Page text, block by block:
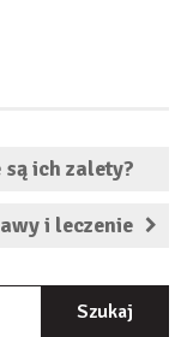
ich zalety?
i leczenie